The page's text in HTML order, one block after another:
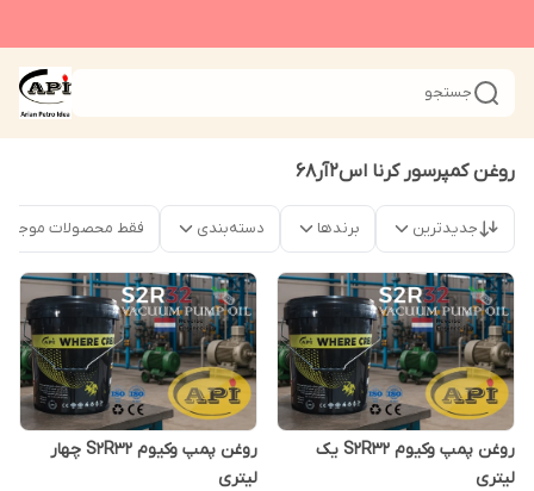
جستجو
روغن کمپرسور کرنا اس2آر68
جدیدترین برندها دسته‌بندی فقط محصولات موجود
روغن پمپ وکیوم S2R32 یک
لیتری
روغن پمپ وکیوم S2R32 چهار
لیتری